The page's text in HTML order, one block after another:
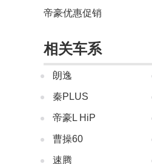
帝豪优惠促销
相关车系
朗逸
秦PLUS
帝豪L HiP
曹操60
速腾